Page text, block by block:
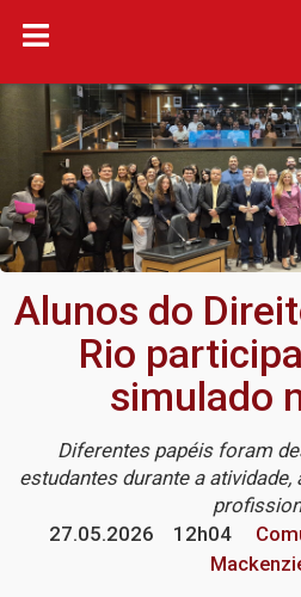
Alunos do
Rio
simulado
Diferentes papéis foram
estudantes durante a
27.05.2026
12h04